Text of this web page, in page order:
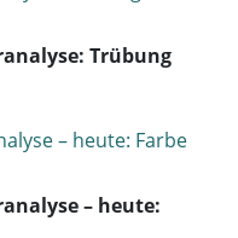
Trübung
– heute: